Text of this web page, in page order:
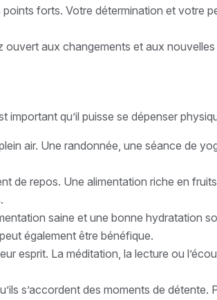
forts. Votre détermination et votre
ouvert aux changements et aux
qu’il puisse se dépenser
air. Une randonnée, une séance de
de repos. Une alimentation riche en
saine et une bonne hydratation
également être bénéfique.
esprit. La méditation, la lecture ou
s’accordent des moments de